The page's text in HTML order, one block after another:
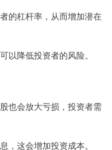
的杠杆率，从而增加潜在
以降低投资者的风险。
也会放大亏损，投资者需
，这会增加投资成本。